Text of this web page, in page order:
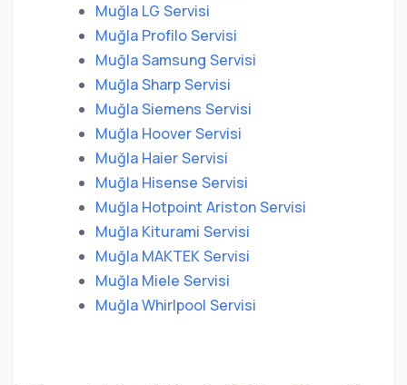
Muğla LG Servisi
Muğla Profilo Servisi
Muğla Samsung Servisi
Muğla Sharp Servisi
Muğla Siemens Servisi
Muğla Hoover Servisi
Muğla Haier Servisi
Muğla Hisense Servisi
Muğla Hotpoint Ariston Servisi
Muğla Kiturami Servisi
Muğla MAKTEK Servisi
Muğla Miele Servisi
Muğla Whirlpool Servisi